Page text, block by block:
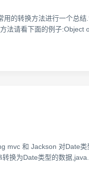
的转换方法进行一个总
法请看下面的例子
和 Jackson 对Date
换为Date类型的数据